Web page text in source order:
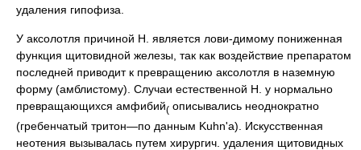
удаления гипофиза.
У аксолотля причиной Н. является лови-димому пониженная
функция щитовидной железы, так как воздействие препаратом
последней приводит к превращению аксолотля в наземную
форму (амблистому). Случаи естественной Н. у нормально
превращающихся амфибий( описывались неоднократно
(гребенчатый тритон—по данным Kuhn'a). Искусственная
неотения вызывалась путем хирургич. удаления щитовидных